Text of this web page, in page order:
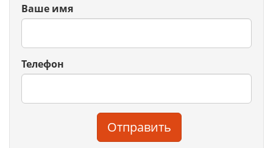
Ваше имя
Телефон
Отправить